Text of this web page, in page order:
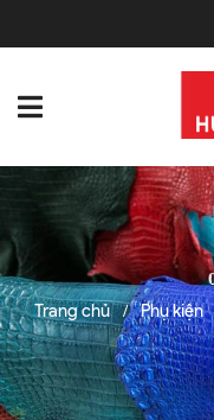
Trang chủ / Phụ kiện